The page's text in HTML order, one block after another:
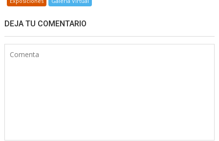
DEJA TU COMENTARIO